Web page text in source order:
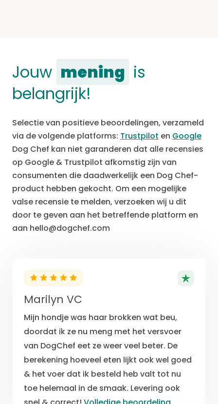
Jouw mening is
belangrijk!
Selectie van positieve beoordelingen, verzameld
via de volgende platforms: Trustpilot en Google
Dog Chef kan niet garanderen dat alle recensies
op Google & Trustpilot afkomstig zijn van
consumenten die daadwerkelijk een Dog Chef-
product hebben gekocht. Om een mogelijke
valse recensie te melden, verzoeken wij u dit
door te geven aan het betreffende platform en
aan hello@dogchef.com
Marilyn VC
Mijn hondje was haar brokken wat beu,
doordat ik ze nu meng met het versvoer
van DogChef eet ze weer veel beter. De
berekening hoeveel eten lijkt ook wel goed
& het voer dat ik besteld heb valt tot nu
toe helemaal in de smaak. Levering ook